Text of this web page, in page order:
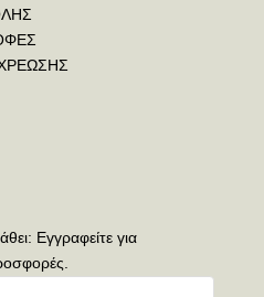
Εγγραφείτε για